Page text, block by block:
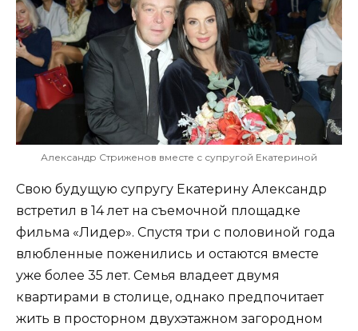
Александр Стриженов вместе с супругой Екатериной
Свою будущую супругу Екатерину Александр
встретил в 14 лет на съемочной площадке
фильма «Лидер». Спустя три с половиной года
влюбленные поженились и остаются вместе
уже более 35 лет. Семья владеет двумя
квартирами в столице, однако предпочитает
жить в просторном двухэтажном загородном